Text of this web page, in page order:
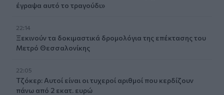
έγραψα αυτό το τραγούδι»
22:14
Ξεκινούν τα δοκιμαστικά δρομολόγια της επέκτασης του
Μετρό Θεσσαλονίκης
22:05
Τζόκερ: Αυτοί είναι οι τυχεροί αριθμοί που κερδίζουν
πάνω από 2 εκατ. ευρώ